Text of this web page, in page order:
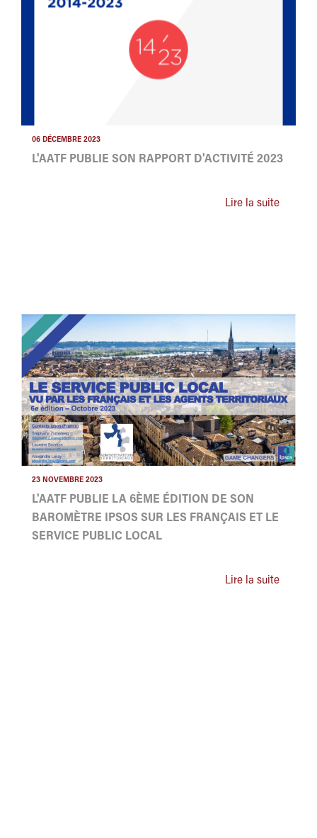
06 DÉCEMBRE 2023
L'AATF PUBLIE SON RAPPORT D'ACTIVITÉ 2023
Lire la suite
23 NOVEMBRE 2023
L'AATF PUBLIE LA 6ÈME ÉDITION DE SON
BAROMÈTRE IPSOS SUR LES FRANÇAIS ET LE
SERVICE PUBLIC LOCAL
Lire la suite